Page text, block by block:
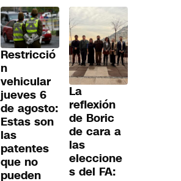
Restricció
n
vehicular
jueves 6
de agosto:
Estas son
las
patentes
que no
pueden
La
reflexión
de Boric
de cara a
las
eleccione
s del FA: